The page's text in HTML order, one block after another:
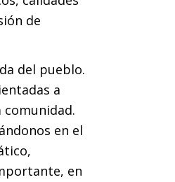
de
del pueblo.
a
en el
en